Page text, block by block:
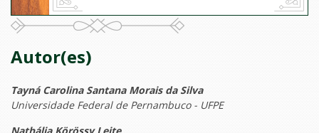
Autor(es)
Tayná Carolina Santana Morais da Silva
Universidade Federal de Pernambuco - UFPE